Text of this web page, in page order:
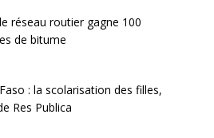
réseau routier gagne 100
de bitume
: la scolarisation des filles,
Res Publica